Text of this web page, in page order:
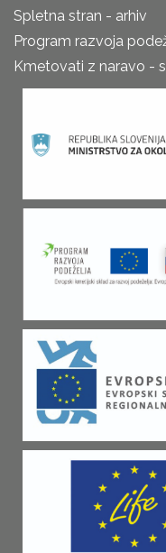
Spletna stran - arhiv
Program razvoja
Kmetovati z naravo -